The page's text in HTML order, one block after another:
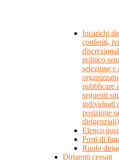
Incarichi
conferiti,
politico
selezione
pubblicare
seguenti
individuati
posizione
dirigenziali)
Elenco
Posti di
Ruolo
Dirigenti cessati